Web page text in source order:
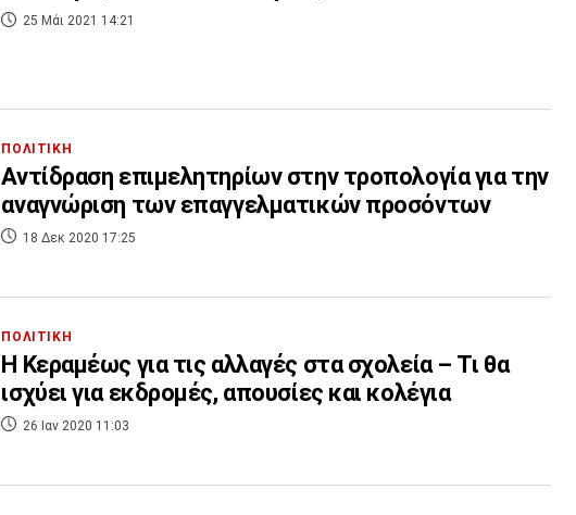
25 Μάι 2021 14:21
ΠΟΛΙΤΙΚΗ
Αντίδραση επιμελητηρίων στην τροπολογία για την
αναγνώριση των επαγγελματικών προσόντων
18 Δεκ 2020 17:25
ΠΟΛΙΤΙΚΗ
Η Κεραμέως για τις αλλαγές στα σχολεία – Τι θα
ισχύει για εκδρομές, απουσίες και κολέγια
26 Ιαν 2020 11:03